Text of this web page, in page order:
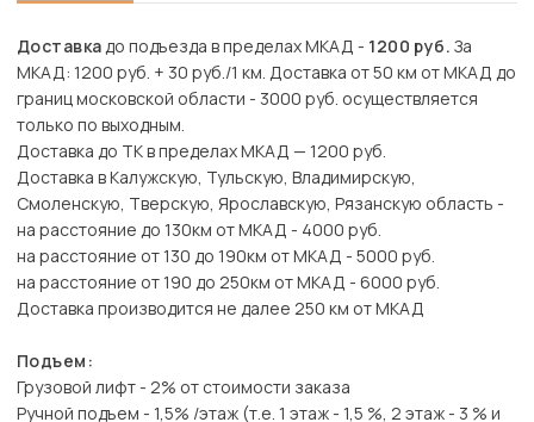
Доставкадо подъезда в пределах МКАД - 1200 руб. За
МКАД: 1200 руб. + 30 руб./1 км. Доставка от 50 км от МКАД до
границ московской области - 3000 руб. осуществляется
только по выходным.
Доставка до ТК в пределах МКАД — 1200 руб.
Доставка в Калужскую, Тульскую, Владимирскую,
Смоленскую, Тверскую, Ярославскую, Рязанскую область -
на расстояние до 130км от МКАД - 4000 руб.
на расстояние от 130 до 190км от МКАД - 5000 руб.
на расстояние от 190 до 250км от МКАД - 6000 руб.
Доставка производится не далее 250 км от МКАД
Подъем:
Грузовой лифт - 2% от стоимости заказа
Ручной подъем - 1,5% /этаж (т.е. 1 этаж - 1,5 %, 2 этаж - 3 % и